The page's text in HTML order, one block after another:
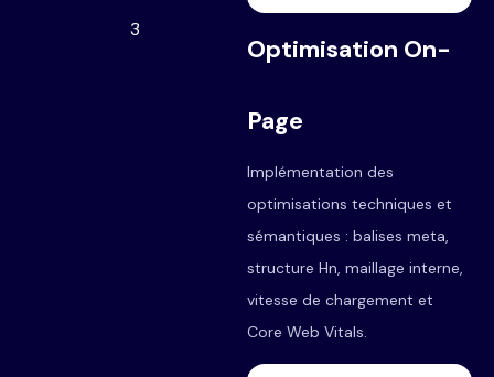
3
Optimisation On-
Page
Implémentation des
optimisations techniques et
sémantiques : balises meta,
structure Hn, maillage interne,
vitesse de chargement et
Core Web Vitals.